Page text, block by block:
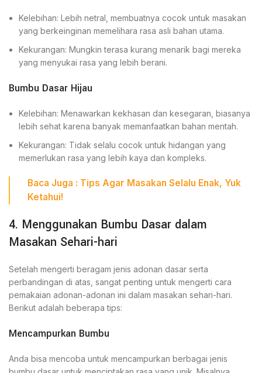
Kelebihan: Lebih netral, membuatnya cocok untuk masakan
yang berkeinginan memelihara rasa asli bahan utama.
Kekurangan: Mungkin terasa kurang menarik bagi mereka
yang menyukai rasa yang lebih berani.
Bumbu Dasar Hijau
Kelebihan: Menawarkan kekhasan dan kesegaran, biasanya
lebih sehat karena banyak memanfaatkan bahan mentah.
Kekurangan: Tidak selalu cocok untuk hidangan yang
memerlukan rasa yang lebih kaya dan kompleks.
Baca Juga : Tips Agar Masakan Selalu Enak, Yuk
Ketahui!
4. Menggunakan Bumbu Dasar dalam
Masakan Sehari-hari
Setelah mengerti beragam jenis adonan dasar serta
perbandingan di atas, sangat penting untuk mengerti cara
pemakaian adonan-adonan ini dalam masakan sehari-hari.
Berikut adalah beberapa tips:
Mencampurkan Bumbu
Anda bisa mencoba untuk mencampurkan berbagai jenis